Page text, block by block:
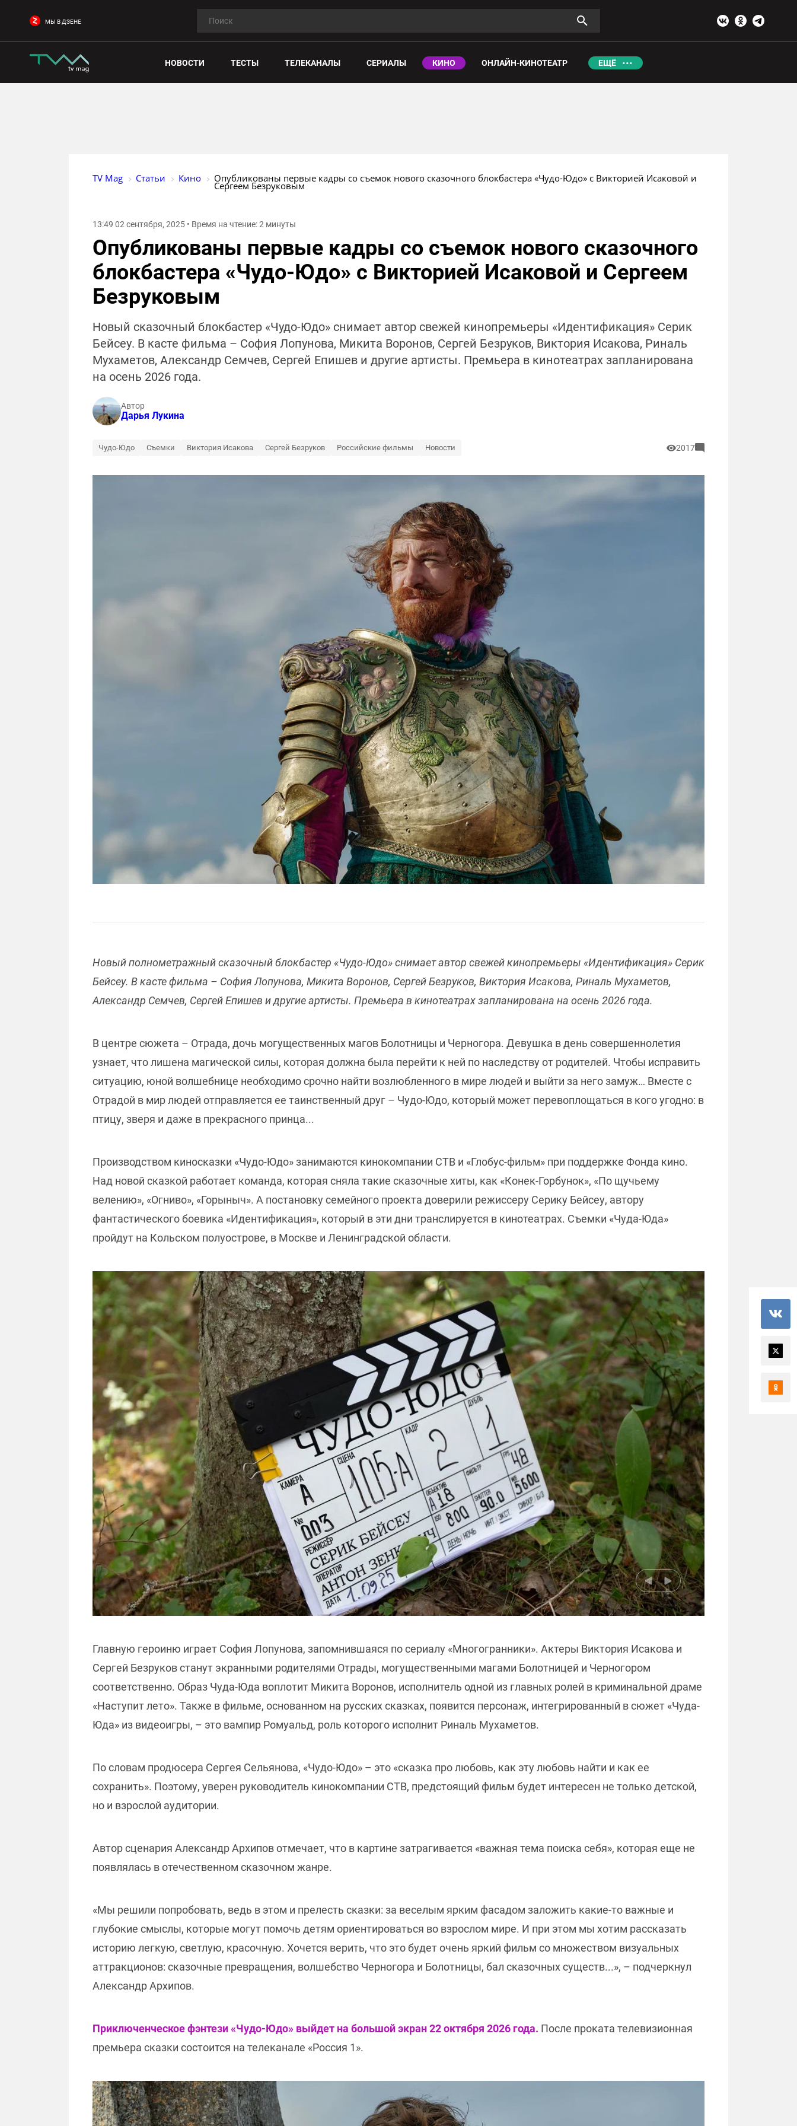
МЫ В ДЗЕНЕ
НОВОСТИ ТЕСТЫ ТЕЛЕКАНАЛЫ СЕРИАЛЫ КИНО ОНЛАЙН-КИНОТЕАТР ЕЩЁ
TV Mag Статьи Кино Опубликованы первые кадры со съемок нового сказочного блокбастера «Чудо-Юдо» с Викторией Исаковой и
Сергеем Безруковым
13:49 02 сентября, 2025 • Время на чтение: 2 минуты
Опубликованы первые кадры со съемок нового сказочного
блокбастера «Чудо-Юдо» с Викторией Исаковой и Сергеем
Безруковым
Новый сказочный блокбастер «Чудо-Юдо» снимает автор свежей кинопремьеры «Идентификация» Серик
Бейсеу. В касте фильма – София Лопунова, Микита Воронов, Сергей Безруков, Виктория Исакова, Риналь
Мухаметов, Александр Семчев, Сергей Епишев и другие артисты. Премьера в кинотеатрах запланирована
на осень 2026 года.
Автор
Дарья Лукина
Чудо-Юдо Съемки Виктория Исакова Сергей Безруков Российские фильмы Новости 2017
Новый полнометражный сказочный блокбастер «Чудо-Юдо» снимает автор свежей кинопремьеры «Идентификация» Серик
Бейсеу. В касте фильма – София Лопунова, Микита Воронов, Сергей Безруков, Виктория Исакова, Риналь Мухаметов,
Александр Семчев, Сергей Епишев и другие артисты. Премьера в кинотеатрах запланирована на осень 2026 года.
В центре сюжета – Отрада, дочь могущественных магов Болотницы и Черногора. Девушка в день совершеннолетия
узнает, что лишена магической силы, которая должна была перейти к ней по наследству от родителей. Чтобы исправить
ситуацию, юной волшебнице необходимо срочно найти возлюбленного в мире людей и выйти за него замуж… Вместе с
Отрадой в мир людей отправляется ее таинственный друг – Чудо-Юдо, который может перевоплощаться в кого угодно: в
птицу, зверя и даже в прекрасного принца...
Производством киносказки «Чудо-Юдо» занимаются кинокомпании СТВ и «Глобус-фильм» при поддержке Фонда кино.
Над новой сказкой работает команда, которая сняла такие сказочные хиты, как «Конек-Горбунок», «По щучьему
велению», «Огниво», «Горыныч». А постановку семейного проекта доверили режиссеру Серику Бейсеу, автору
фантастического боевика «Идентификация», который в эти дни транслируется в кинотеатрах. Съемки «Чуда-Юда»
пройдут на Кольском полуострове, в Москве и Ленинградской области.
Главную героиню играет София Лопунова, запомнившаяся по сериалу «Многогранники». Актеры Виктория Исакова и
Сергей Безруков станут экранными родителями Отрады, могущественными магами Болотницей и Черногором
соответственно. Образ Чуда-Юда воплотит Микита Воронов, исполнитель одной из главных ролей в криминальной драме
«Наступит лето». Также в фильме, основанном на русских сказках, появится персонаж, интегрированный в сюжет «Чуда-
Юда» из видеоигры, – это вампир Ромуальд, роль которого исполнит Риналь Мухаметов.
По словам продюсера Сергея Сельянова, «Чудо-Юдо» – это «сказка про любовь, как эту любовь найти и как ее
сохранить». Поэтому, уверен руководитель кинокомпании СТВ, предстоящий фильм будет интересен не только детской,
но и взрослой аудитории.
Автор сценария Александр Архипов отмечает, что в картине затрагивается «важная тема поиска себя», которая еще не
появлялась в отечественном сказочном жанре.
«Мы решили попробовать, ведь в этом и прелесть сказки: за веселым ярким фасадом заложить какие-то важные и
глубокие смыслы, которые могут помочь детям ориентироваться во взрослом мире. И при этом мы хотим рассказать
историю легкую, светлую, красочную. Хочется верить, что это будет очень яркий фильм со множеством визуальных
аттракционов: сказочные превращения, волшебство Черногора и Болотницы, бал сказочных существ...», – подчеркнул
Александр Архипов.
Приключенческое фэнтези «Чудо-Юдо» выйдет на большой экран 22 октября 2026 года. После проката телевизионная
премьера сказки состоится на телеканале «Россия 1».